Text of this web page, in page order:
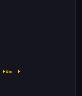
F#m
E